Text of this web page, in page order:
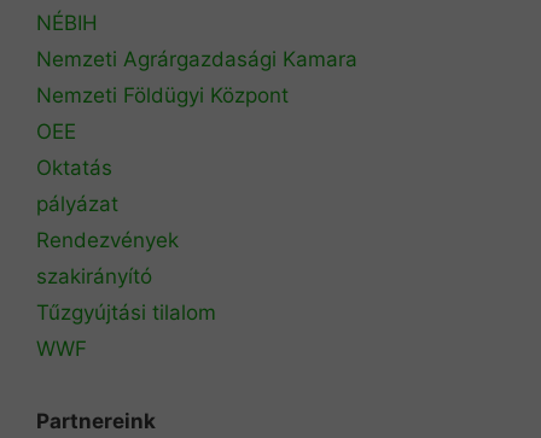
NÉBIH
Nemzeti Agrárgazdasági Kamara
Nemzeti Földügyi Központ
OEE
Oktatás
pályázat
Rendezvények
szakirányító
Tűzgyújtási tilalom
WWF
Partnereink